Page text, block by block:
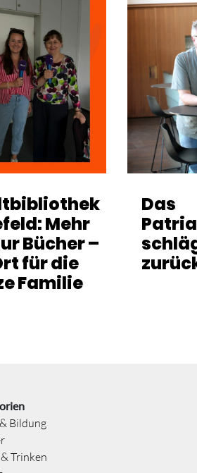
Mehr
Bücher –
für die
Familie
Das
Bildung
Trinken